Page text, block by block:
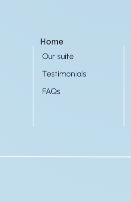
Home
Our suite
Testimonials
FAQs